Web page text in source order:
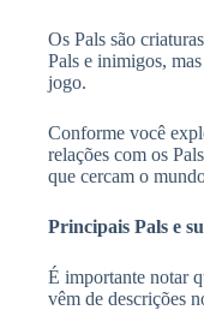
Os Pals são
Pals e inimigos,
jogo.
Conforme você
relações com os
que cercam o
Principais Pals e
É importante notar
vêm de descrições